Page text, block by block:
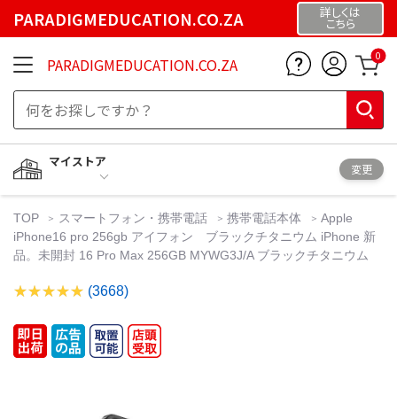
PARADIGMEDUCATION.CO.ZA 詳しくは
こちら
PARADIGMEDUCATION.CO.ZA 0
マイストア
変更
TOP スマートフォン・携帯電話 携帯電話本体
Apple
iPhone16 pro 256gb アイフォン ブラックチタニウム iPhone 新
品。未開封 16 Pro Max 256GB MYWG3J/A ブラックチタニウム
(3668)